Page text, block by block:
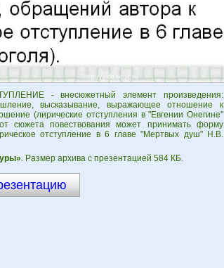
- внесюжетный элемент произведения:
высказывание, выражающее отношение к
(лирические отступления в "Евгении Онегине"
сюжета повествования может принимать форму
отступление в 6 главе "Мертвых душ" Н.В.
. Размер архива с презентацией 584 КБ.